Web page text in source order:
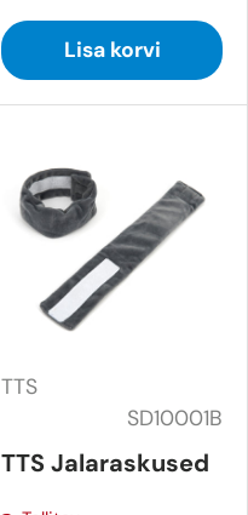
Lisa korvi
TTS
SD10001B
TTS Jalaraskused